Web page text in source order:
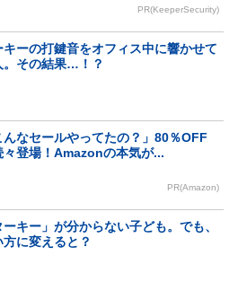
PR(KeeperSecurity)
キーの打鍵音をオフィス中に響かせて
。その結果…！？
んなセールやってたの？」80％OFF
々登場！Amazonの本気が...
PR(Amazon)
ーキー」が分からない子ども。でも、
に変えると？